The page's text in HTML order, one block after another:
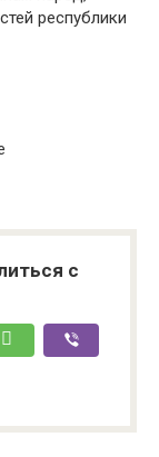
республики
с